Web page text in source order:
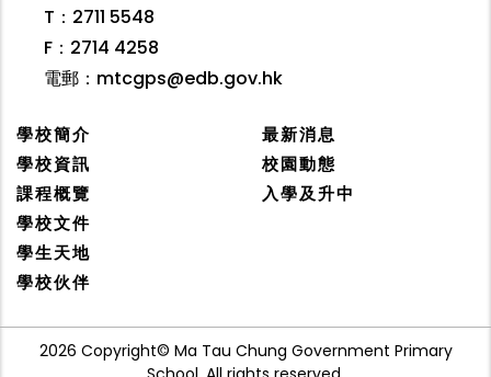
T：2711 5548
F：2714 4258
電郵： mtcgps@edb.gov.hk
學校簡介
學校資訊
課程概覽
學校文件
學生天地
學校伙伴
最新消息
校園動態
入學及升中
2026 Copyright© Ma Tau Chung Government Primary